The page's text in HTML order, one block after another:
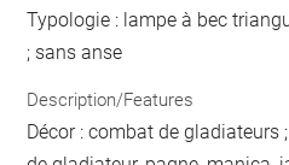
Typologie : lampe à bec
; sans anse
Description/Features
Décor : combat de